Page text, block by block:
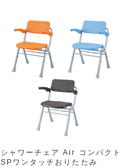
シャワーチェア Air コンパクト
SPワンタッチおりたたみ